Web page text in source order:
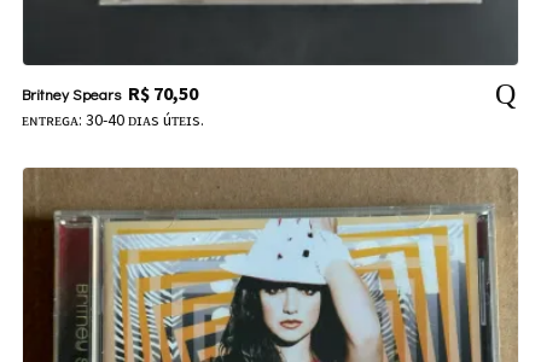
Britney Spears R$70,50
ᴇɴᴛʀᴇɢᴀ: 30-40 ᴅɪᴀs úᴛᴇɪs.